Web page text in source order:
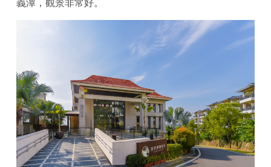
義潭，觀景非常好。